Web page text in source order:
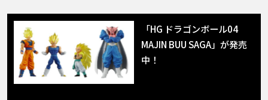
「HG ドラゴンボール04
MAJIN BUU SAGA」が発売
中！